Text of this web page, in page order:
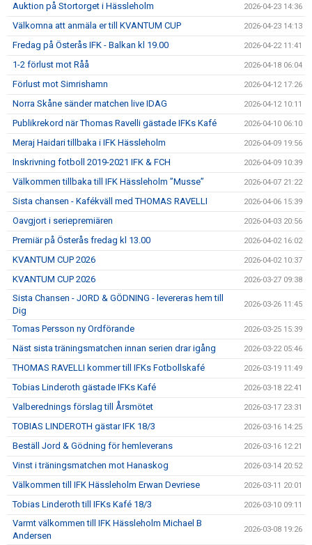
Auktion på Stortorget i Hässleholm 2026-04-23 14:36
Välkomna att anmäla er till KVANTUM CUP 2026-04-23 14:13
Fredag på Österås IFK - Balkan kl 19.00 2026-04-22 11:41
1-2 förlust mot Råå 2026-04-18 06:04
Förlust mot Simrishamn 2026-04-12 17:26
Norra Skåne sänder matchen live IDAG 2026-04-12 10:11
Publikrekord när Thomas Ravelli gästade IFKs Kafé 2026-04-10 06:10
Meraj Haidari tillbaka i IFK Hässleholm 2026-04-09 19:56
Inskrivning fotboll 2019-2021 IFK & FCH 2026-04-09 10:39
Välkommen tillbaka till IFK Hässleholm ”Musse” 2026-04-07 21:22
Sista chansen - Kafékväll med THOMAS RAVELLI 2026-04-06 15:39
Oavgjort i seriepremiären 2026-04-03 20:56
Premiär på Österås fredag kl 13.00 2026-04-02 16:02
KVANTUM CUP 2026 2026-04-02 10:37
KVANTUM CUP 2026 2026-03-27 09:38
Sista Chansen - JORD & GÖDNING - levereras hem till
Dig
2026-03-26 11:45
Tomas Persson ny Ordförande 2026-03-25 15:39
Näst sista träningsmatchen innan serien drar igång 2026-03-22 05:46
THOMAS RAVELLI kommer till IFKs Fotbollskafé 2026-03-19 11:49
Tobias Linderoth gästade IFKs Kafé 2026-03-18 22:41
Valberednings förslag till Årsmötet 2026-03-17 23:31
TOBIAS LINDEROTH gästar IFK 18/3 2026-03-16 14:25
Beställ Jord & Gödning för hemleverans 2026-03-16 12:21
Vinst i träningsmatchen mot Hanaskog 2026-03-14 20:52
Välkommen till IFK Hässleholm Erwan Devriese 2026-03-11 20:01
Tobias Linderoth till IFKs Kafé 18/3 2026-03-10 09:11
Varmt välkommen till IFK Hässleholm Michael B
Andersen
2026-03-08 19:26